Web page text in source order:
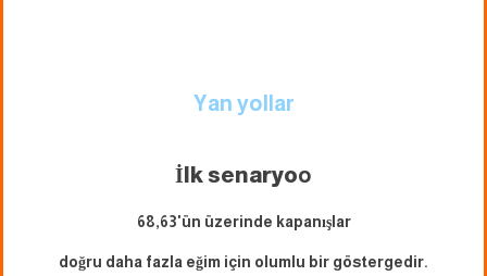
Yan yollar
İlk senaryoo
68,63'ün üzerinde kapanışlar
doğru daha fazla eğim için olumlu bir göstergedir.